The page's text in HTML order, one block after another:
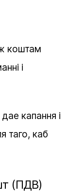
коштам
і
капання і
таго, каб
(ПДВ)